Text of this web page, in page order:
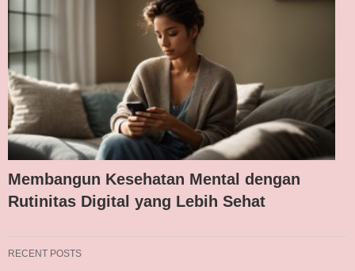
Membangun Kesehatan Mental dengan
Rutinitas Digital yang Lebih Sehat
RECENT POSTS